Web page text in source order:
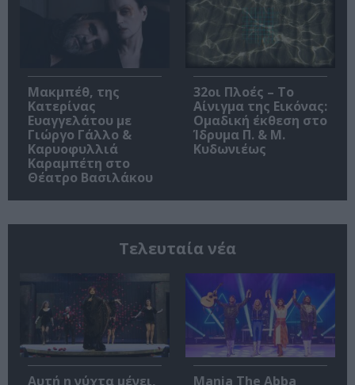
Μακμπέθ, της
Κατερίνας
Ευαγγελάτου με
Γιώργο Γάλλο &
Καρυοφυλλιά
Καραμπέτη στο
Θέατρο Βασιλάκου
32οι Πλοές – Το
Αίνιγμα της Εικόνας:
Ομαδική έκθεση στο
Ίδρυμα Π. & Μ.
Κυδωνιέως
Τελευταία νέα
Αυτή η νύχτα μένει,
Mania The Abba